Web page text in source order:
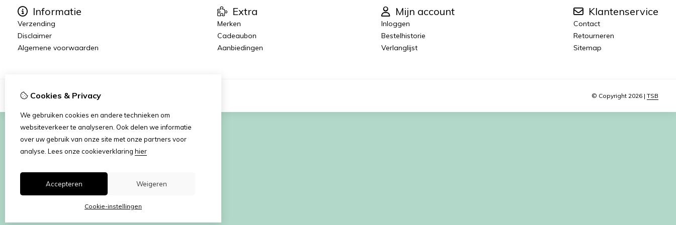
Informatie
Verzending
Disclaimer
Algemene voorwaarden
Extra
Merken
Cadeaubon
Aanbiedingen
Mijn account
Inloggen
Bestelhistorie
Verlanglijst
Klantenservice
Contact
Retourneren
Sitemap
© Copyright 2026 | TSB
Cookies & Privacy
We gebruiken cookies en andere technieken om
websiteverkeer te analyseren. Ook delen we informatie
over uw gebruik van onze site met onze partners voor
analyse. Lees onze cookieverklaring hier
Accepteren Weigeren
Cookie-instellingen